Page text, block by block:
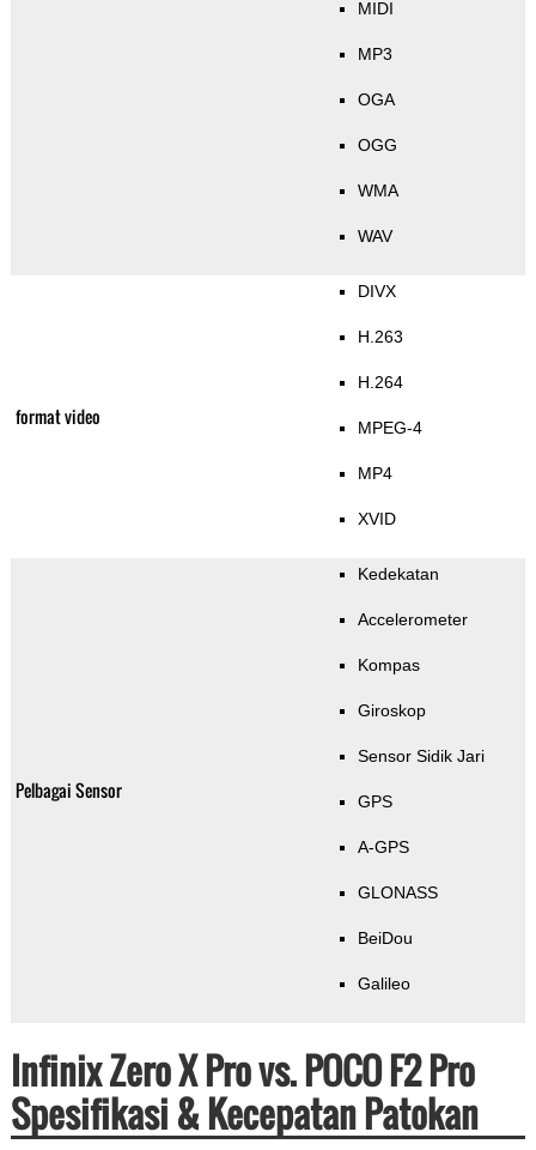
MIDI
MP3
OGA
OGG
WMA
WAV
format video
DIVX
H.263
H.264
MPEG-4
MP4
XVID
Pelbagai Sensor
Kedekatan
Accelerometer
Kompas
Giroskop
Sensor Sidik Jari
GPS
A-GPS
GLONASS
BeiDou
Galileo
Infinix Zero X Pro vs. POCO F2 Pro
Spesifikasi & Kecepatan Patokan